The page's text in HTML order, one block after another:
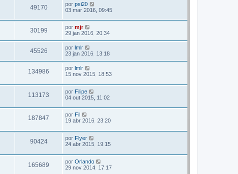
49170 por psi20
03 mar 2016, 09:45
30199 por mjr
29 jan 2016, 20:34
45526 por lmlr
23 jan 2016, 13:18
134986 por lmlr
15 nov 2015, 18:53
113173 por Filipe
04 out 2015, 11:02
187847 por Fil
19 abr 2016, 23:20
90424 por Flyer
24 abr 2015, 19:15
165689 por Orlando
29 nov 2014, 17:17